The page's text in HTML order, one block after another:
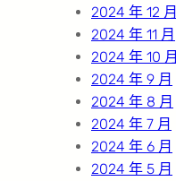
2024 年 12 月
2024 年 11 月
2024 年 10 月
2024 年 9 月
2024 年 8 月
2024 年 7 月
2024 年 6 月
2024 年 5 月